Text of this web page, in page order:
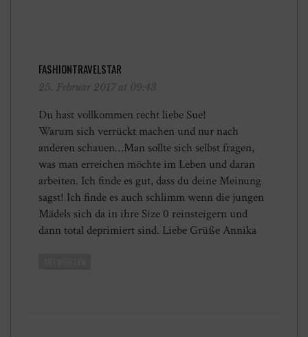
FASHIONTRAVELSTAR
25. Februar 2017 at 09:43
Du hast vollkommen recht liebe Sue!
Warum sich verrückt machen und nur nach
anderen schauen…Man sollte sich selbst fragen,
was man erreichen möchte im Leben und daran
arbeiten. Ich finde es gut, dass du deine Meinung
sagst! Ich finde es auch schlimm wenn die jungen
Mädels sich da in ihre Size 0 reinsteigern und
dann total deprimiert sind. Liebe Grüße Annika